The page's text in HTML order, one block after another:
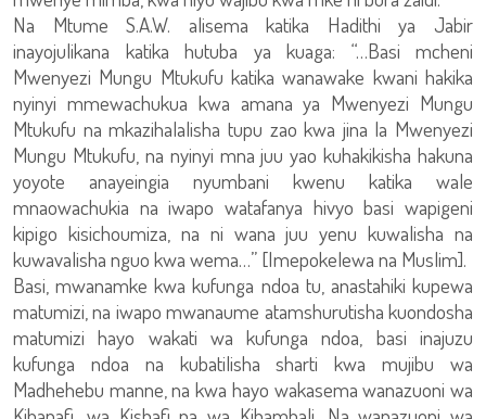
Na Mtume S.A.W. alisema katika Hadithi ya Jabir
inayojulikana katika hutuba ya kuaga: “…Basi mcheni
Mwenyezi Mungu Mtukufu katika wanawake kwani hakika
nyinyi mmewachukua kwa amana ya Mwenyezi Mungu
Mtukufu na mkazihalalisha tupu zao kwa jina la Mwenyezi
Mungu Mtukufu, na nyinyi mna juu yao kuhakikisha hakuna
yoyote anayeingia nyumbani kwenu katika wale
mnaowachukia na iwapo watafanya hivyo basi wapigeni
kipigo kisichoumiza, na ni wana juu yenu kuwalisha na
kuwavalisha nguo kwa wema…” [Imepokelewa na Muslim].
Basi, mwanamke kwa kufunga ndoa tu, anastahiki kupewa
matumizi, na iwapo mwanaume atamshurutisha kuondosha
matumizi hayo wakati wa kufunga ndoa, basi inajuzu
kufunga ndoa na kubatilisha sharti kwa mujibu wa
Madhehebu manne, na kwa hayo wakasema wanazuoni wa